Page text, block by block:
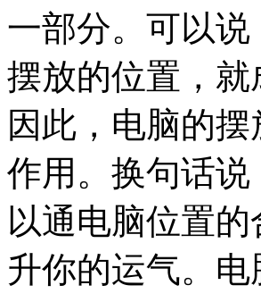
一部分。可以
摆放的位置，
因此，电脑的
作用。换句话
以通电脑位置
升你的运气。